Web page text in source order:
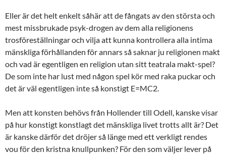
Eller är det helt enkelt såhär att de fångats av den största och
mest missbrukade psyk-drogen av dem alla religionens
trosföreställningar och vilja att kunna kontrollera alla intima
mänskliga förhållanden för annars så saknar ju religionen makt
och vad är egentligen en religion utan sitt teatrala makt-spel?
De som inte har lust med någon spel kör med raka puckar och
det är väl egentligen inte så konstigt E=MC2.
Men att konsten behövs från Hollender till Odell, kanske visar
på hur konstigt konstlagt det mänskliga livet trotts allt är? Det
är kanske därför det dröjer så länge med ett verkligt rendes
vou för den kristna knullpunken? För den som väljer lever på